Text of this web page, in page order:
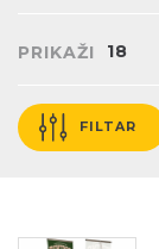
PRIKAŽI 18
FILTAR